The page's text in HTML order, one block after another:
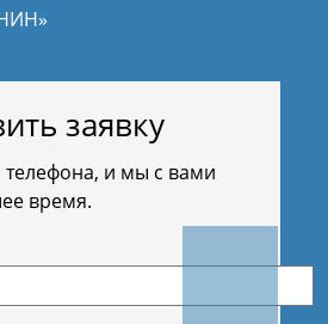
заявку
телефона, и мы с вами
время.